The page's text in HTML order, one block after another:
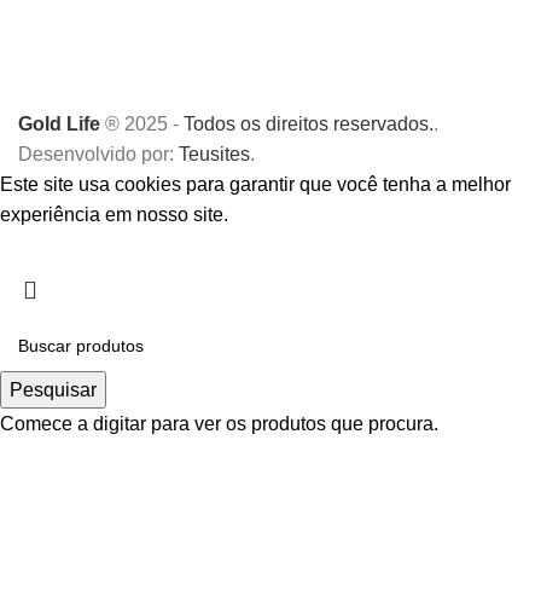
Gold Life ® 2025 - Todos os direitos reservados..
Desenvolvido por: Teusites.
Este site usa cookies para garantir que você tenha a melhor
experiência em nosso site.
Pesquisar
Comece a digitar para ver os produtos que procura.